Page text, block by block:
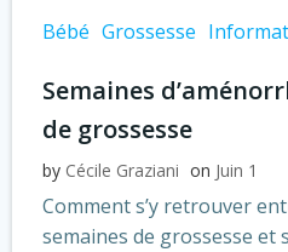
Bébé Grossesse
Semaines
de grossesse
by Cécile Graziani on Juin 1
Comment s’y retrouver
semaines de grossesse et